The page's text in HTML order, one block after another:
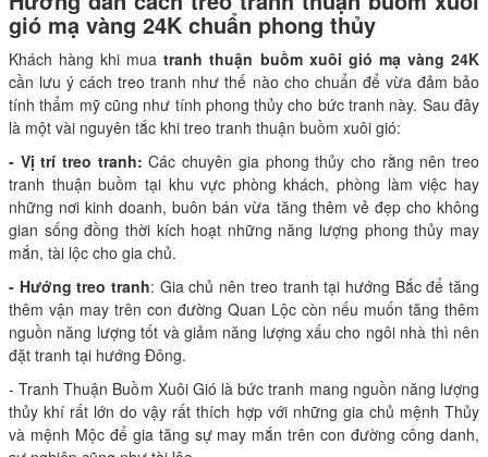
gió mạ vàng 24K chuẩn phong thủy
Khách hàng khi muatranh thuận buồm xuôi gió mạ vàng 24K
cần lưu ý cách treo tranh như thế nào cho chuẩn để vừa đảm bảo
tính thẩm mỹ cũng như tính phong thủy cho bức tranh này. Sau đây
là một vài nguyên tắc khi treo tranh thuận buồm xuôi gió:
- Vị trí treo tranh: Các chuyên gia phong thủy cho rằng nên treo
tranh thuận buồm tại khu vực phòng khách, phòng làm việc hay
những nơi kinh doanh, buôn bán vừa tăng thêm vẻ đẹp cho không
gian sống đồng thời kích hoạt những năng lượng phong thủy may
mắn, tài lộc cho gia chủ.
- Hướng treo tranh: Gia chủ nên treo tranh tại hướng Bắc để tăng
thêm vận may trên con đường Quan Lộc còn nếu muốn tăng thêm
nguồn năng lượng tốt và giảm năng lượng xấu cho ngôi nhà thì nên
đặt tranh tại hướng Đông.
- Tranh Thuận Buồm Xuôi Gió là bức tranh mang nguồn năng lượng
thủy khí rất lớn do vậy rất thích hợp với những gia chủ mệnh Thủy
và mệnh Mộc để gia tăng sự may mắn trên con đường công danh,